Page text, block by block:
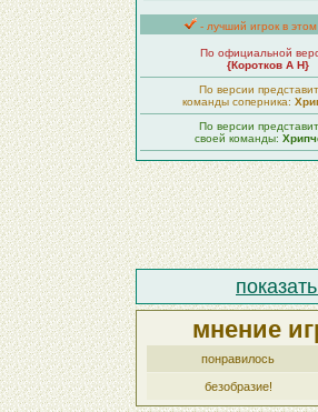
- лучший игрок в
По официальной
{Коротков А Н}
По версии
команды соперника:
По версии
своей команды:
мнение
понравилось
безобразие!